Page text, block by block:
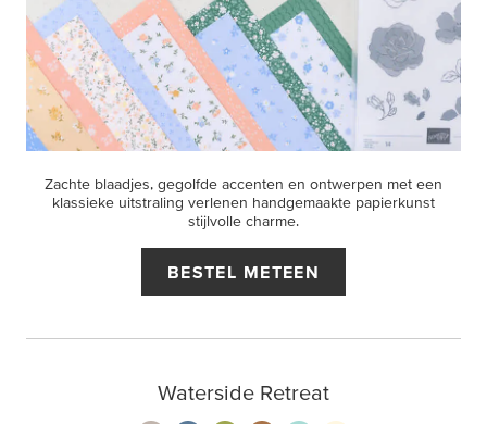
Zachte blaadjes, gegolfde accenten en ontwerpen met een
klassieke uitstraling verlenen handgemaakte papierkunst
stijlvolle charme.
BESTEL METEEN
Waterside Retreat